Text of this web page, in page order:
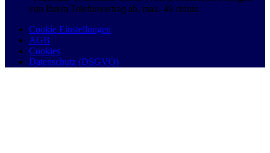
von Ihrem Telefonvertrag ab, max. 49 ct/min.
Cookie Einstellungen
AGB
Cookies
Datenschutz (DSGVO)